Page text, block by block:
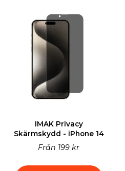
IMAK Privacy
Skärmskydd - iPhone 14
Från 199 kr